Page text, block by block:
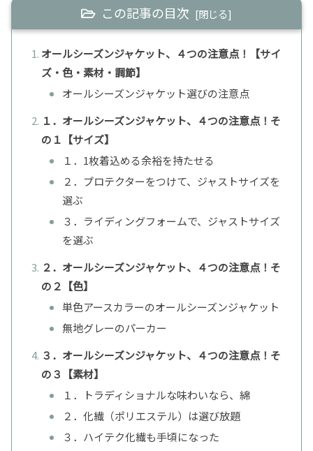
この記事の目次
オールシーズンジャケット、４つの注意点！【サイ
ズ・色・素材・調節】
オールシーズンジャケット選びの注意点
１．オールシーズンジャケット、４つの注意点！そ
の１【サイズ】
１．1枚着込める余裕を持たせる
２．プロテクターをつけて、ジャストサイズを
選ぶ
３．ライディングフォームで、ジャストサイズ
を選ぶ
２．オールシーズンジャケット、４つの注意点！そ
の２【色】
単色アースカラーのオールシーズンジャケット
無地グレーのパーカー
３．オールシーズンジャケット、４つの注意点！そ
の３【素材】
１．トラディショナルな味わいなら、綿
２．化繊（ポリエステル）は選び放題
３．ハイテク化繊も手頃になった